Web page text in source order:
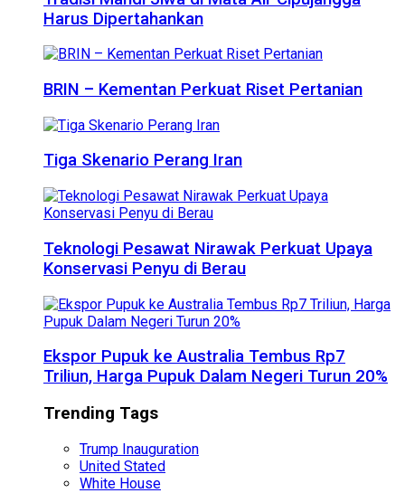
Harus Dipertahankan
BRIN – Kementan Perkuat Riset Pertanian
Tiga Skenario Perang Iran
Teknologi Pesawat Nirawak Perkuat Upaya
Konservasi Penyu di Berau
Ekspor Pupuk ke Australia Tembus Rp7
Triliun, Harga Pupuk Dalam Negeri Turun 20%
Trending Tags
Trump Inauguration
United Stated
White House